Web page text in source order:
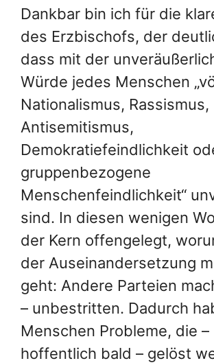
Dankbar bin ich für die
des Erzbischofs, der
dass mit der
Würde jedes Menschen
Nationalismus, Rassismus,
Antisemitismus,
Demokratiefeindlichkeit
gruppenbezogene
Menschenfeindlichkeit“
sind. In diesen wenigen
der Kern offengelegt,
der Auseinandersetzung
geht: Andere Parteien
– unbestritten. Dadurch
Menschen Probleme, die –
hoffentlich bald – gelöst